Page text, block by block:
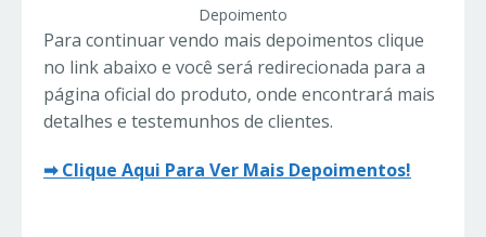
Depoimento
Para continuar vendo mais depoimentos clique
no link abaixo e você será redirecionada para a
página oficial do produto, onde encontrará mais
detalhes e testemunhos de clientes.
➡ Clique Aqui Para Ver Mais Depoimentos!